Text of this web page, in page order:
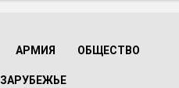
АРМИЯ ОБЩЕСТВО
ЗАРУБЕЖЬЕ